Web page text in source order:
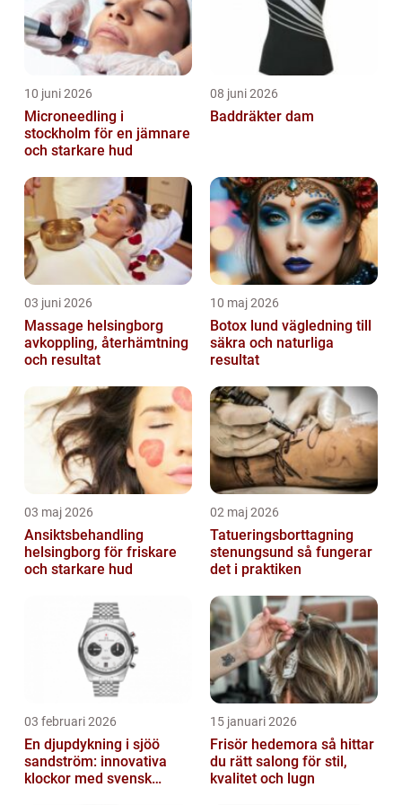
10 juni 2026
Microneedling i
stockholm för en jämnare
och starkare hud
08 juni 2026
Baddräkter dam
03 juni 2026
Massage helsingborg
avkoppling, återhämtning
och resultat
10 maj 2026
Botox lund vägledning till
säkra och naturliga
resultat
03 maj 2026
Ansiktsbehandling
helsingborg för friskare
och starkare hud
02 maj 2026
Tatueringsborttagning
stenungsund så fungerar
det i praktiken
03 februari 2026
En djupdykning i sjöö
sandström: innovativa
klockor med svensk
15 januari 2026
Frisör hedemora så hittar
du rätt salong för stil,
kvalitet och lugn